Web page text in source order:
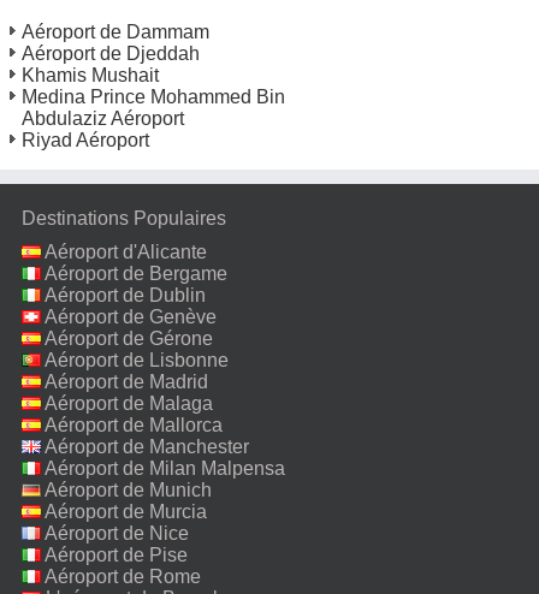
Aéroport de Dammam
Aéroport de Djeddah
Khamis Mushait
Medina Prince Mohammed Bin
Abdulaziz Aéroport
Riyad Aéroport
Destinations Populaires
Aéroport d'Alicante
Aéroport de Bergame
Aéroport de Dublin
Aéroport de Genève
Aéroport de Gérone
Aéroport de Lisbonne
Aéroport de Madrid
Aéroport de Malaga
Aéroport de Mallorca
Aéroport de Manchester
Aéroport de Milan Malpensa
Aéroport de Munich
Aéroport de Murcia
Aéroport de Nice
Aéroport de Pise
Aéroport de Rome